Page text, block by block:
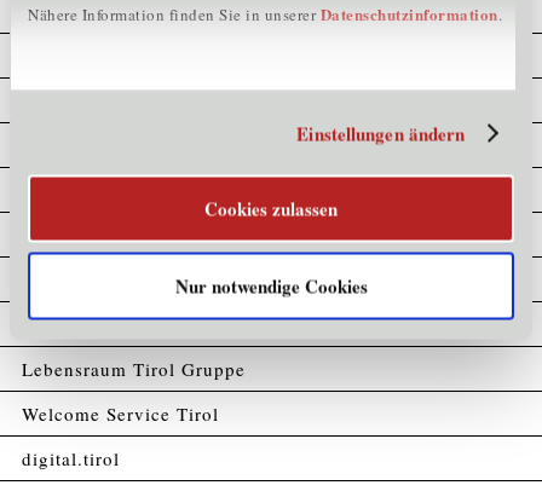
Nähere Information finden Sie in unsererDatenschutzinformation.
Einstellungen ändern
Cookies zulassen
Nur notwendige Cookies
Kompetenzatlas
Sitemap
Lebensraum Tirol Gruppe
Welcome Service Tirol
digital.tirol